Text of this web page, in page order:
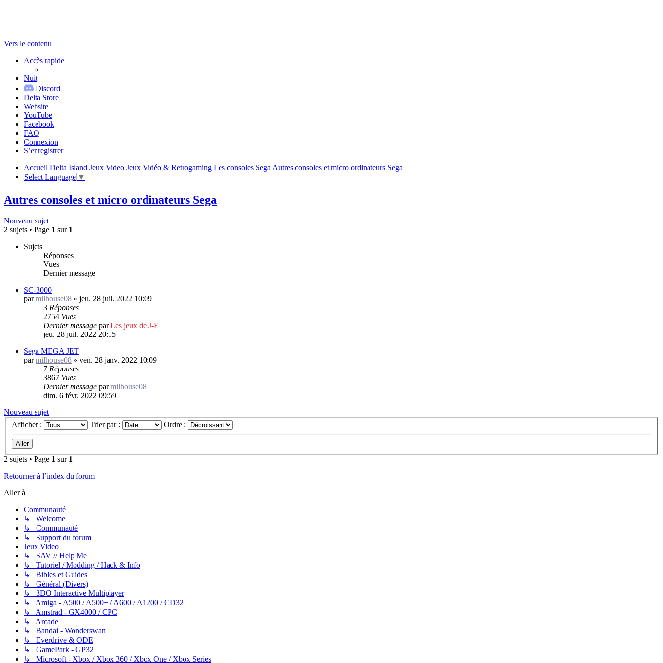
Vers le contenu
Accès rapide
Nuit
Discord
Delta Store
Website
YouTube
Facebook
FAQ
Connexion
S’enregistrer
Accueil Delta Island Jeux Video Jeux Vidéo & Retrogaming Les consoles Sega Autres consoles et micro ordinateurs Sega
Select Language ▼
Autres consoles et micro ordinateurs Sega
Nouveau sujet
2 sujets • Page 1 sur 1
Sujets
Réponses
Vues
Dernier message
SC-3000
parmilhouse08 » jeu. 28 juil. 2022 10:09
3 Réponses
2754 Vues
Dernier message parLes jeux de J-E
jeu. 28 juil. 2022 20:15
Sega MEGA JET
parmilhouse08 » ven. 28 janv. 2022 10:09
7 Réponses
3867 Vues
Dernier message parmilhouse08
dim. 6 févr. 2022 09:59
Nouveau sujet
Afficher :
Trier par : Ordre :
2 sujets • Page 1 sur 1
Retourner à l’index du forum
Aller à
Communauté
↳ Welcome
↳ Communauté
↳ Support du forum
Jeux Video
↳ SAV // Help Me
↳ Tutoriel / Modding / Hack & Info
↳ Bibles et Guides
↳ Général (Divers)
↳ 3DO Interactive Multiplayer
↳ Amiga - A500 / A500+ / A600 / A1200 / CD32
↳ Amstrad - GX4000 / CPC
↳ Arcade
↳ Bandai - Wonderswan
↳ Everdrive & ODE
↳ GamePark - GP32
↳ Microsoft - Xbox / Xbox 360 / Xbox One / Xbox Series